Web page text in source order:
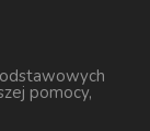
pomocy,